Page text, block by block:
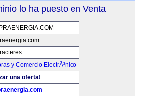
lo ha puesto en Venta
y Comercio ElectrÃ³nico
una oferta!